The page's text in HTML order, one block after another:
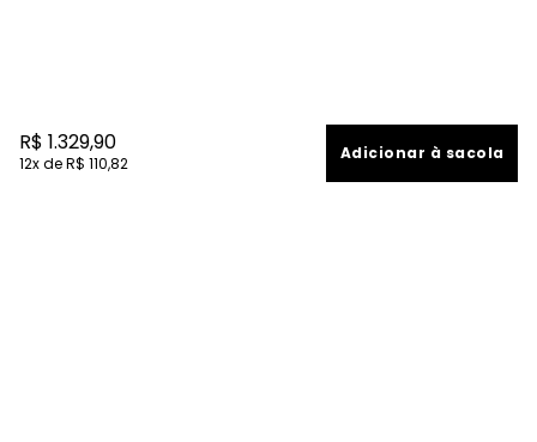
R$ 1.329,90
12 R$ 110,82
Adicionar à sacola